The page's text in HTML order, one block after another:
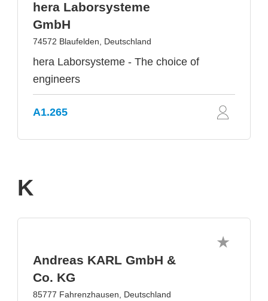
hera Laborsysteme
GmbH
74572 Blaufelden, Deutschland
hera Laborsysteme - The choice of
engineers
A1.265
K
Andreas KARL GmbH &
Co. KG
85777 Fahrenzhausen, Deutschland